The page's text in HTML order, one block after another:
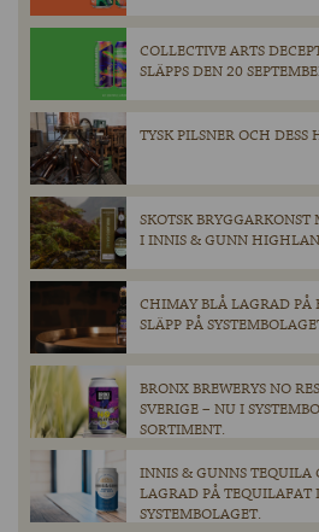
COLLECTIVE ARTS
SLÄPPS DEN 20
TYSK PILSNER OCH DESS
SKOTSK
I INNIS & GUNN
CHIMAY BLÅ LAGRAD PÅ
SLÄPP PÅ
BRONX BREWERYS NO
SVERIGE – NU I
SORTIMENT.
INNIS & GUNNS TEQUILA
LAGRAD PÅ TEQUILAFAT
SYSTEMBOLAGET.